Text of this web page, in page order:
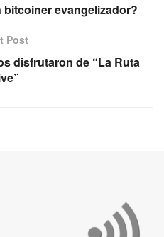
evangelizador?
Post
disfrutaron de “La Ruta